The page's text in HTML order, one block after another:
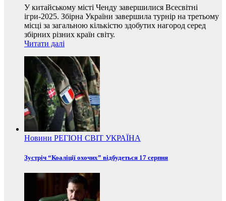
У китайському місті Ченду завершилися Всесвітні
ігри-2025. Збірна України завершила турнір на третьому
місці за загальною кількістю здобутих нагород серед
збірних різних країн світу.
Читати далі
Новини РЕГІОН СВІТ УКРАЇНА
Зустріч “Коаліції охочих” відбудеться 17 серпня